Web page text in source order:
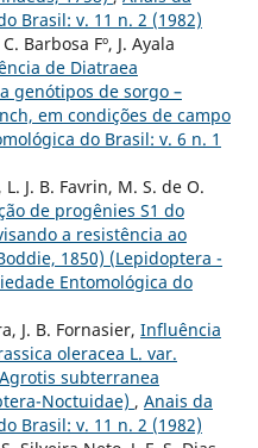
Brasil: v. 11 n. 2 (1982)
Barbosa Fº, J. Ayala
de Diatraea
genótipos de sorgo –
em condições de campo
do Brasil: v. 6 n. 1
J. B. Favrin, M. S. de O.
de progênies S1 do
a resistência ao
1850) (Lepidoptera -
Entomológica do
J. B. Fornasier, Influência
oleracea L. var.
subterranea
Noctuidae) , Anais da
Brasil: v. 11 n. 2 (1982)